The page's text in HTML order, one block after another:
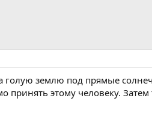
голую землю под прямые
этому человеку. Затем